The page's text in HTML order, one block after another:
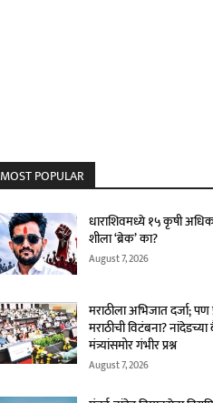
MOST POPULAR
धाराशिवमध्ये १५ कृषी
शीला ‘ब्रेक’ का?
August 7, 2026
मराठीला अभिजात दर्जा;
मराठीची विटंबना?
मंत्र्यांसमोर गंभीर प्रश्न
August 7, 2026